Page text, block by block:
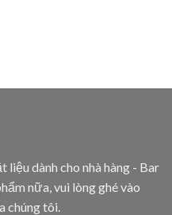
liệu dành cho nhà hàng - Bar
nữa, vui lòng ghé vào
chúng tôi.